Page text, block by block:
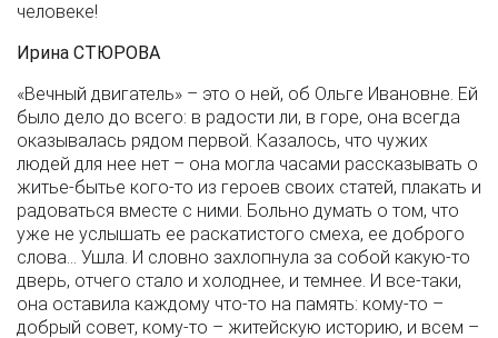
человеке!
Ирина СТЮРОВА
«Вечный двигатель» – это о ней, об Ольге Ивановне. Ей
было дело до всего: в радости ли, в горе, она всегда
оказывалась рядом первой. Казалось, что чужих
людей для нее нет – она могла часами рассказывать о
житье-бытье кого-то из героев своих статей, плакать и
радоваться вместе с ними. Больно думать о том, что
уже не услышать ее раскатистого смеха, ее доброго
слова… Ушла. И словно захлопнула за собой какую-то
дверь, отчего стало и холоднее, и темнее. И все-таки,
она оставила каждому что-то на память: кому-то –
добрый совет, кому-то – житейскую историю, и всем –